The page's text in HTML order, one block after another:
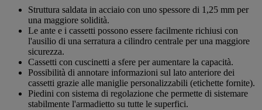
Struttura saldata in acciaio con uno spessore di 1,25 mm per
una maggiore solidità.
Le ante e i cassetti possono essere facilmente richiusi con
l'ausilio di una serratura a cilindro centrale per una maggiore
sicurezza.
Cassetti con cuscinetti a sfere per aumentare la capacità.
Possibilità di annotare informazioni sul lato anteriore dei
cassetti grazie alle maniglie personalizzabili (etichette fornite).
Piedini con sistema di regolazione che permette di sistemare
stabilmente l'armadietto su tutte le superfici.